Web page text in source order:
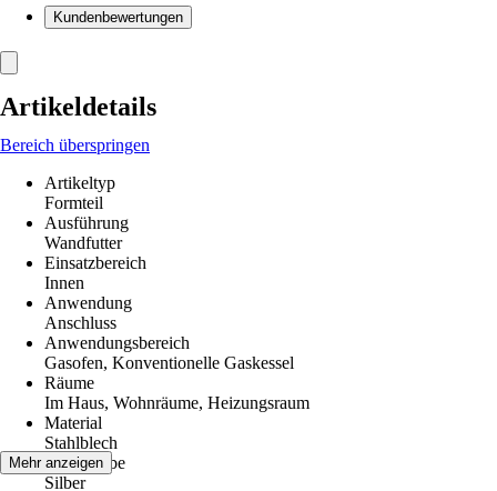
Kundenbewertungen
Artikeldetails
Bereich überspringen
Artikeltyp
Formteil
Ausführung
Wandfutter
Einsatzbereich
Innen
Anwendung
Anschluss
Anwendungsbereich
Gasofen, Konventionelle Gaskessel
Räume
Im Haus, Wohnräume, Heizungsraum
Material
Stahlblech
Grundfarbe
Silber
Mehr anzeigen